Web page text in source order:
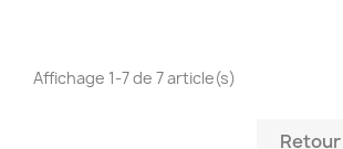
Affichage 1-7 de 7 article(s)